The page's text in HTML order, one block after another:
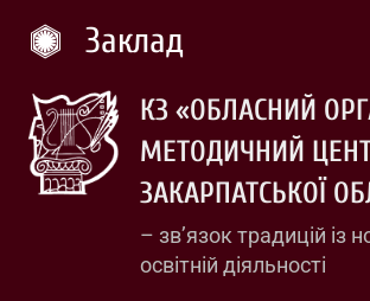
Заклад
КЗ «ОБЛАСНИЙ
МЕТОДИЧНИЙ
ЗАКАРПАТСЬКОЇ
– зв’язок традицій із
освітній діяльності